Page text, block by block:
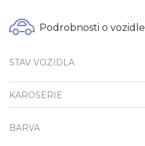
Podrobnosti o vozidle
STAV VOZIDLA
KAROSERIE
BARVA